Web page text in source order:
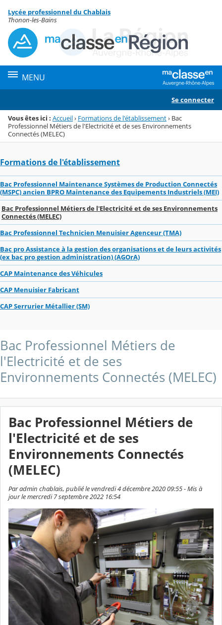
Menu de la rubrique
Contenu
Lycée professionnel du Chablais
Thonon-les-Bains
MENU
Se connecter
Vous êtes ici : Accueil› Formations de l'établissement› Bac
Professionnel Métiers de l'Electricité et de ses Environnements
Connectés (MELEC)
Formations de l'établissement
Bac Professionnel Maintenance Systèmes de Production Connectés
(MSPC) ancien BPRO Maintenance des Equipements Industriels (MEI)
Bac Professionnel Métiers de l'Electricité et de ses Environnements
Connectés (MELEC)
Bac Professionnel Technicien Menuisier Agenceur (TMA)
Bac pro Assistance à la gestion des organisations et de leurs activités
(ex bac pro gestion administration) (AGOrA)
CAP Maintenance des Véhicules
CAP Menuisier Fabricant
CAP Serrurier Métallier (SM)
Bac Professionnel Métiers de
l'Electricité et de ses
Environnements Connectés (MELEC)
Bac Professionnel Métiers de
l'Electricité et de ses
Environnements Connectés
(MELEC)
Par admin chablais, publié le vendredi 4 décembre 2020 09:55 - Mis à
jour le mercredi 7 septembre 2022 16:54